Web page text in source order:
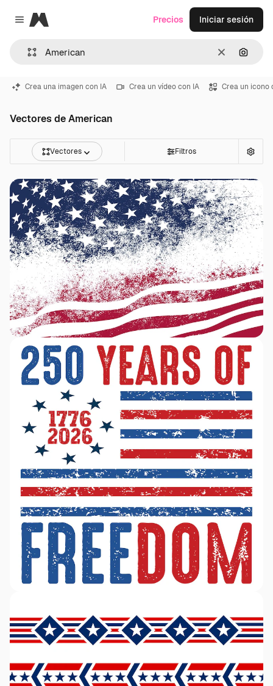
Close menu
Magnific
Borrar
Precios Iniciar sesión
Crea una imagen con IA Crea un vídeo con IA Crea un icono
Vectores de American
Vectores Filtros